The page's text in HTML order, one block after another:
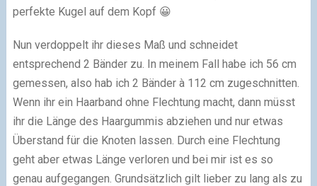
perfekte Kugel auf dem Kopf 😀
Nun verdoppelt ihr dieses Maß und schneidet
entsprechend 2 Bänder zu. In meinem Fall habe ich 56 cm
gemessen, also hab ich 2 Bänder à 112 cm zugeschnitten.
Wenn ihr ein Haarband ohne Flechtung macht, dann müsst
ihr die Länge des Haargummis abziehen und nur etwas
Überstand für die Knoten lassen. Durch eine Flechtung
geht aber etwas Länge verloren und bei mir ist es so
genau aufgegangen. Grundsätzlich gilt lieber zu lang als zu